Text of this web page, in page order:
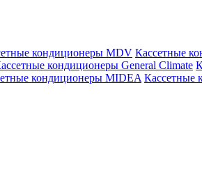
кондиционеры MDV Кассетные
кондиционеры General Climate
кондиционеры MIDEA Кассетные